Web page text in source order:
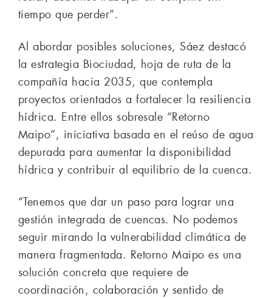
tiempo que perder”.
Al abordar posibles soluciones, Sáez destacó
la estrategia Biociudad, hoja de ruta de la
compañía hacia 2035, que contempla
proyectos orientados a fortalecer la resiliencia
hídrica. Entre ellos sobresale “Retorno
Maipo”, iniciativa basada en el reúso de agua
depurada para aumentar la disponibilidad
hídrica y contribuir al equilibrio de la cuenca.
“Tenemos que dar un paso para lograr una
gestión integrada de cuencas. No podemos
seguir mirando la vulnerabilidad climática de
manera fragmentada. Retorno Maipo es una
solución concreta que requiere de
coordinación, colaboración y sentido de